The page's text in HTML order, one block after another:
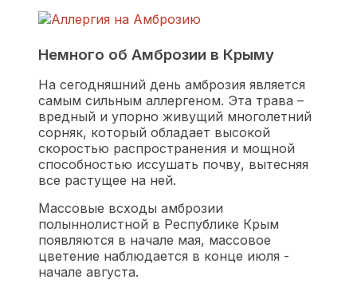
Немного об Амброзии в Крыму
На сегодняшний день амброзия является
самым сильным аллергеном. Эта трава –
вредный и упорно живущий многолетний
сорняк, который обладает высокой
скоростью распространения и мощной
способностью иссушать почву, вытесняя
все растущее на ней.
Массовые всходы амброзии
полыннолистной в Республике Крым
появляются в начале мая, массовое
цветение наблюдается в конце июля -
начале августа.